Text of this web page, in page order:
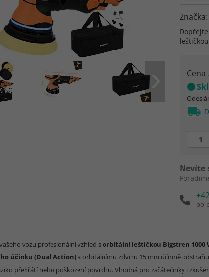
Značka:
Cena
Nevíte
po-
vozu profesionální vzhled sorbitální leštičkou Bigstren 1000
účinku (Dual Action)a orbitálnímu zdvihu 15 mm účinně
přehřátí nebo poškození povrchu. Vhodná pro začátečníky i